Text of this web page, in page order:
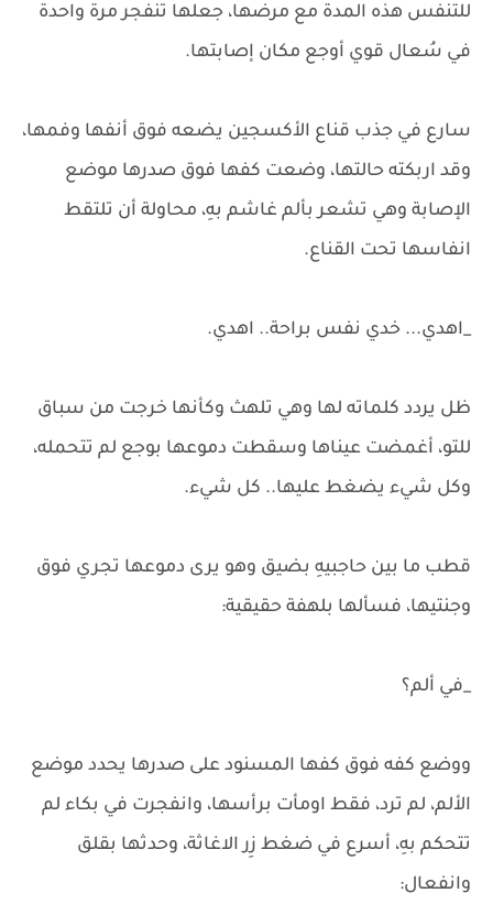
للتنفس هذه المدة مع مرضها، جعلها تنفجر مرة واحدة
في سُعال قوي أوجع مكان إصابتها.
سارع في جذب قناع الأكسجين يضعه فوق أنفها وفمها،
وقد اربكته حالتها، وضعت كفها فوق صدرها موضع
الإصابة وهي تشعر بألم غاشم بهِ، محاولة أن تلتقط
انفاسها تحت القناع.
_اهدي... خدي نفس براحة.. اهدي.
ظل يردد كلماته لها وهي تلهث وكأنها خرجت من سباق
للتو، أغمضت عيناها وسقطت دموعها بوجع لم تتحمله،
وكل شيء يضغط عليها.. كل شيء.
قطب ما بين حاجبيهِ بضيق وهو يرى دموعها تجري فوق
وجنتيها، فسألها بلهفة حقيقية:
_في ألم؟
ووضع كفه فوق كفها المسنود على صدرها يحدد موضع
الألم، لم ترد، فقط اومأت برأسها، وانفجرت في بكاء لم
تتحكم بهِ، أسرع في ضغط زِر الاغاثة، وحدثها بقلق
وانفعال: